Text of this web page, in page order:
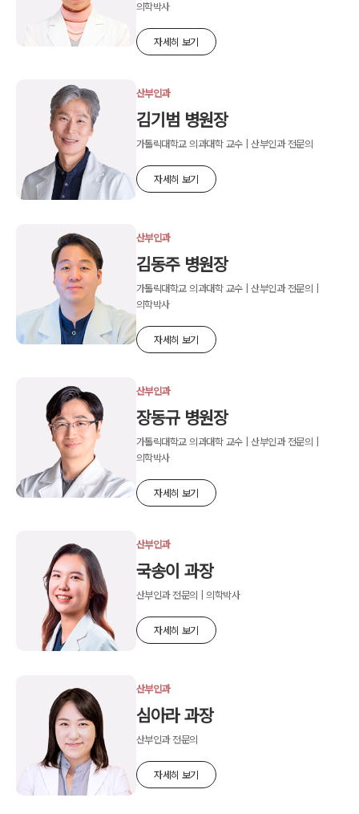
의학박사
자세히 보기
산부인과
김기범 병원장
가톨릭대학교 의과대학 교수 | 산부인과 전문의
자세히 보기
산부인과
김동주 병원장
가톨릭대학교 의과대학 교수 | 산부인과 전문의 |
의학박사
자세히 보기
산부인과
장동규 병원장
가톨릭대학교 의과대학 교수 | 산부인과 전문의 |
의학박사
자세히 보기
산부인과
국송이 과장
산부인과 전문의 | 의학박사
자세히 보기
산부인과
심아라 과장
산부인과 전문의
자세히 보기